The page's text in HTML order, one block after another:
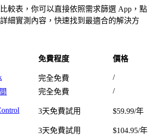
較表，你可以直接依照需求篩選 App，點
細實測內容，快速找到最適合的解決方
免費程度 價格
完全免費
/
完全免費 /
3天免費試用 $59.99/年
3天免費試用
$104.95/年